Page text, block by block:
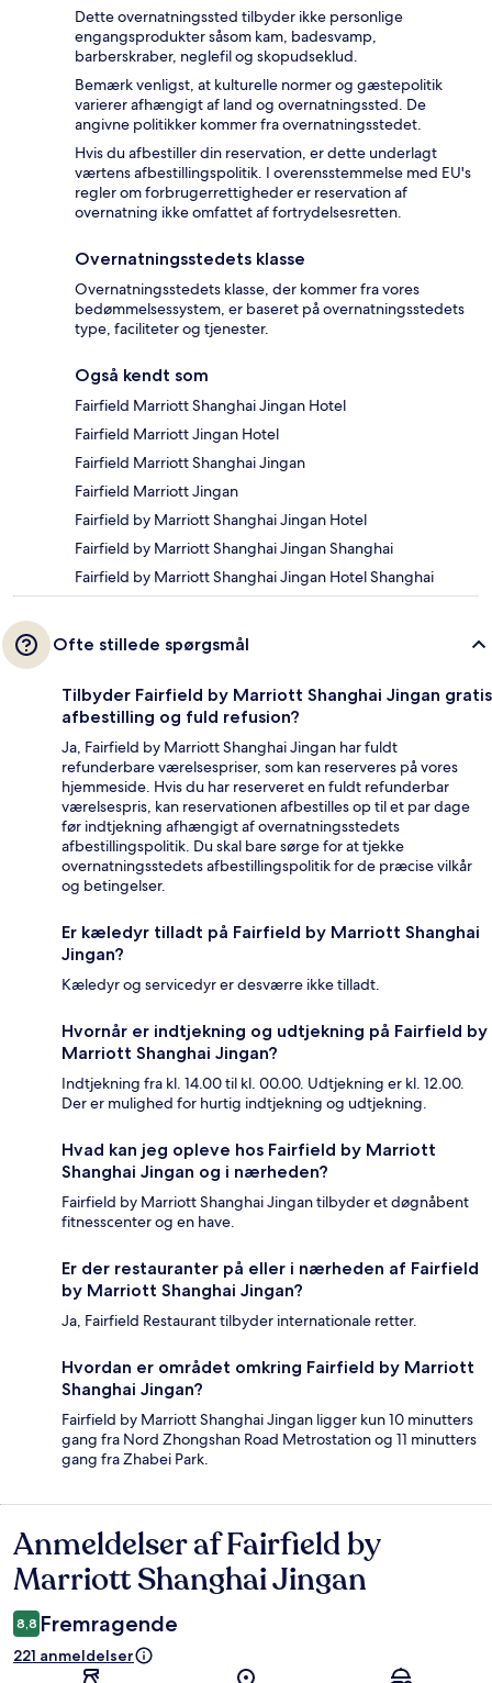
Dette overnatningssted tilbyder ikke personlige
engangsprodukter såsom kam, badesvamp,
barberskraber, neglefil og skopudseklud.
Bemærk venligst, at kulturelle normer og gæstepolitik
varierer afhængigt af land og overnatningssted. De
angivne politikker kommer fra overnatningsstedet.
Hvis du afbestiller din reservation, er dette underlagt
værtens afbestillingspolitik. I overensstemmelse med EU's
regler om forbrugerrettigheder er reservation af
overnatning ikke omfattet af fortrydelsesretten.
Overnatningsstedets klasse
Overnatningsstedets klasse, der kommer fra vores
bedømmelsessystem, er baseret på overnatningsstedets
type, faciliteter og tjenester.
Også kendt som
Fairfield Marriott Shanghai Jingan Hotel
Fairfield Marriott Jingan Hotel
Fairfield Marriott Shanghai Jingan
Fairfield Marriott Jingan
Fairfield by Marriott Shanghai Jingan Hotel
Fairfield by Marriott Shanghai Jingan Shanghai
Fairfield by Marriott Shanghai Jingan Hotel Shanghai
Ofte stillede spørgsmål
Tilbyder Fairfield by Marriott Shanghai Jingan gratis
afbestilling og fuld refusion?
Ja, Fairfield by Marriott Shanghai Jingan har fuldt
refunderbare værelsespriser, som kan reserveres på vores
hjemmeside. Hvis du har reserveret en fuldt refunderbar
værelsespris, kan reservationen afbestilles op til et par dage
før indtjekning afhængigt af overnatningsstedets
afbestillingspolitik. Du skal bare sørge for at tjekke
overnatningsstedets afbestillingspolitik for de præcise vilkår
og betingelser.
Er kæledyr tilladt på Fairfield by Marriott Shanghai
Jingan?
Kæledyr og servicedyr er desværre ikke tilladt.
Hvornår er indtjekning og udtjekning på Fairfield by
Marriott Shanghai Jingan?
Indtjekning fra kl. 14.00 til kl. 00.00. Udtjekning er kl. 12.00.
Der er mulighed for hurtig indtjekning og udtjekning.
Hvad kan jeg opleve hos Fairfield by Marriott
Shanghai Jingan og i nærheden?
Fairfield by Marriott Shanghai Jingan tilbyder et døgnåbent
fitnesscenter og en have.
Er der restauranter på eller i nærheden af Fairfield
by Marriott Shanghai Jingan?
Ja, Fairfield Restaurant tilbyder internationale retter.
Hvordan er området omkring Fairfield by Marriott
Shanghai Jingan?
Fairfield by Marriott Shanghai Jingan ligger kun 10 minutters
gang fra Nord Zhongshan Road Metrostation og 11 minutters
gang fra Zhabei Park.
Anmeldelser
Anmeldelser af Fairfield by
Marriott Shanghai Jingan
8,8 Fremragende
221 anmeldelser